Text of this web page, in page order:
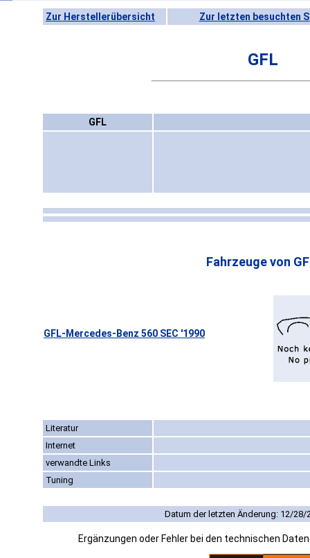
Zur Herstellerübersicht Zur letzten besuchten
GFL
GFL
Fahrzeuge von
GFL-Mercedes-Benz 560 SEC '1990
Literatur
Internet
verwandte Links
Tuning
Datum der letzten Änderung: 12/28/
Ergänzungen oder Fehler bei den technischen